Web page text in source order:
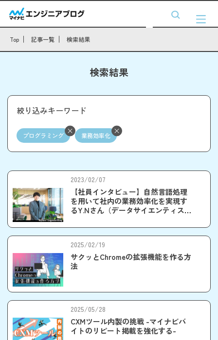
Top 記事一覧 検索結果
検索結果
絞り込みキーワード
プログラミング 業務効率化
2023/02/07
【社員インタビュー】自然言語処理
を用いて社内の業務効率化を実現す
るY.Nさん（データサイエンティス
2025/02/19
サクッとChromeの拡張機能を作る方
法
2025/05/28
CXMツール内製の挑戦 -マイナビバ
イトのリピート掲載を強化する-